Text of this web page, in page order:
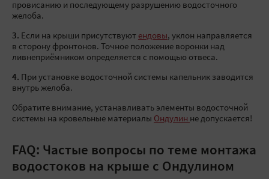
провисанию и последующему разрушению водосточного
желоба.
3. Если на крыши присутствуют ендовы, уклон направляется
в сторону фронтонов. Точное положение воронки над
ливнеприёмником определяется с помощью отвеса.
4. При установке водосточной системы капельник заводится
внутрь желоба.
Обратите внимание, устанавливать элементы водосточной
системы на кровельные материалы Ондулин не допускается!
FAQ: Частые вопросы по теме монтажа
водостоков на крыше с Ондулином